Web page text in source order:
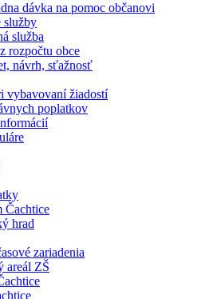
dávka na pomoc občanovi
služby
služba
rozpočtu obce
návrh, sťažnosť
vybavovaní žiadostí
poplatkov
Čachtice
hrad
zariadenia
areál ZŠ